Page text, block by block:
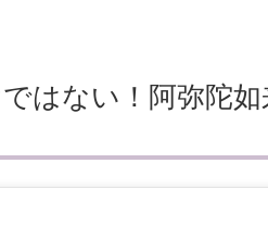
はない！阿弥陀